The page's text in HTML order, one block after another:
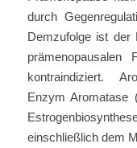
durch
Demzufolge ist der
prämenopausalen
kontraindiziert.
Enzym Aromatase
einschließlich dem